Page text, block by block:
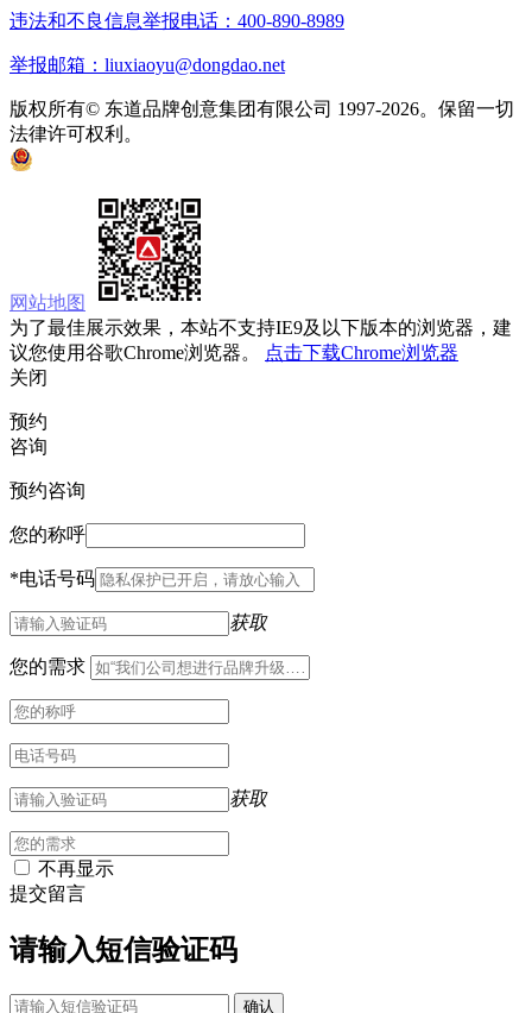
违法和不良信息举报电话：400-890-8989
举报邮箱：liuxiaoyu@dongdao.net
版权所有© 东道品牌创意集团有限公司 1997-2026。保留一切
法律许可权利。
网站地图
为了最佳展示效果，本站不支持IE9及以下版本的浏览器，建
议您使用谷歌Chrome浏览器。
点击下载Chrome浏览器
关闭
预约
咨询
预约咨询
您的称呼
*电话号码
获取
您的需求
获取
不再显示
提交留言
请输入短信验证码
确认